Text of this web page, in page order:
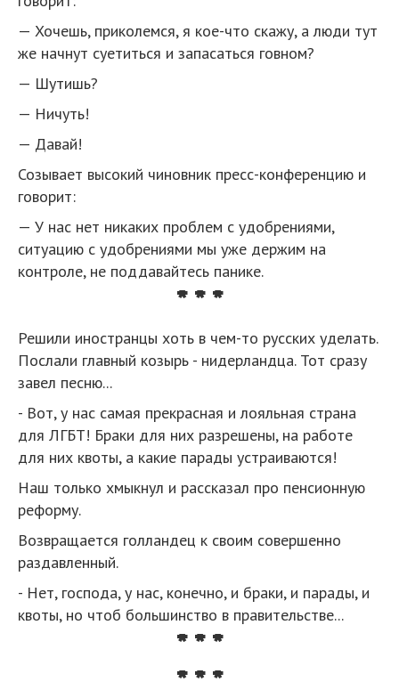
— Хочешь, приколемся, я кое-что скажу, а люди тут
же начнут суетиться и запасаться говном?
— Шутишь?
— Ничуть!
— Давай!
Созывает высокий чиновник пресс-конференцию и
говорит:
— У нас нет никаких проблем с удобрениями,
ситуацию с удобрениями мы уже держим на
контроле, не поддавайтесь панике.
* * *
Решили иностранцы хоть в чем-то русских уделать.
Послали главный козырь - нидерландца. Тот сразу
завел песню...
- Вот, у нас самая прекрасная и лояльная страна
для ЛГБТ! Браки для них разрешены, на работе
для них квоты, а какие парады устраиваются!
Наш только хмыкнул и рассказал про пенсионную
реформу.
Возвращается голландец к своим совершенно
раздавленный.
- Нет, господа, у нас, конечно, и браки, и парады, и
квоты, но чтоб большинство в правительстве...
* * *
* * *